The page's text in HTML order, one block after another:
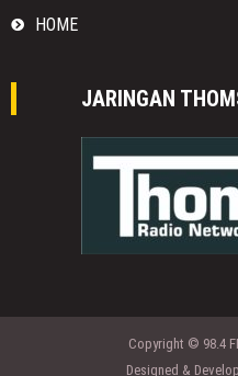
HOME
JARINGAN
Copyright © 98.4
Designed &